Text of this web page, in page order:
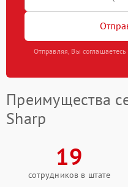
Отправляя, Вы
Преимущества
Sharp
19
сотрудников в штате